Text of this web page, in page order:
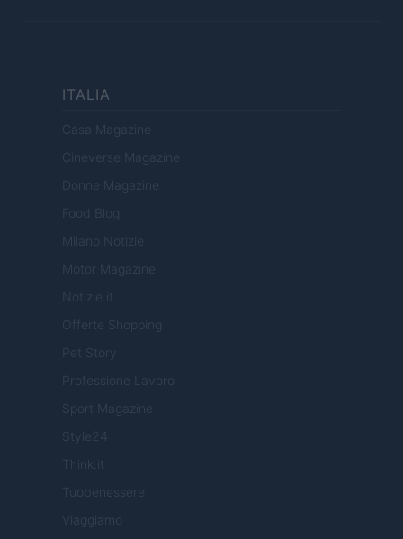
ITALIA
Casa Magazine
Cineverse Magazine
Donne Magazine
Food Blog
Milano Notizie
Motor Magazine
Notizie.it
Offerte Shopping
Pet Story
Professione Lavoro
Sport Magazine
Style24
Think.it
Tuobenessere
Viaggiamo